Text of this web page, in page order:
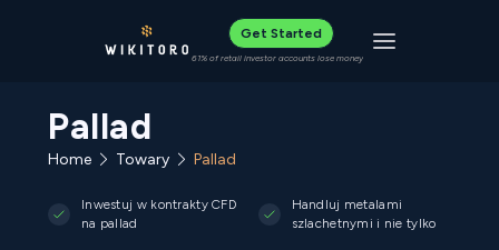
Get Started
61% of retail investor accounts lose money Toggle
Pallad
Home Towary Pallad
Inwestuj w kontrakty CFD
na pallad
Handluj metalami
szlachetnymi i nie tylko